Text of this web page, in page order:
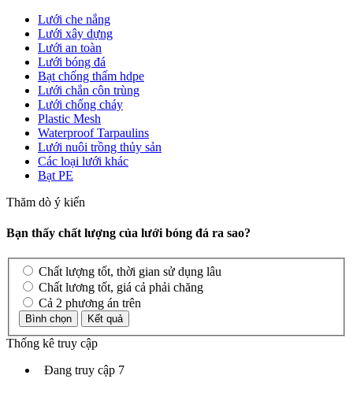
Lưới che nắng
Lưới xây dựng
Lưới an toàn
Lưới bóng đá
Bạt chống thấm hdpe
Lưới chắn côn trùng
Lưới chống cháy
Plastic Mesh
Waterproof Tarpaulins
Lưới nuôi trồng thủy sản
Các loại lưới khác
Bạt PE
Thăm dò ý kiến
Bạn thấy chất lượng của lưới bóng đá ra sao?
Chất lượng tốt, thời gian sử dụng lâu
Chất lương tốt, giá cả phải chăng
Cả 2 phương án trên
Thống kê truy cập
Đang truy cập 7